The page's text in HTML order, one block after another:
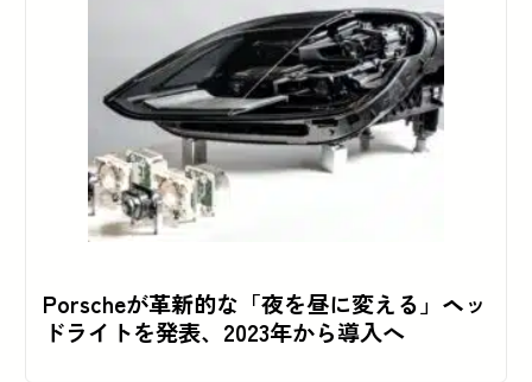
Porscheが革新的な「夜を昼に変える」ヘッ
ドライトを発表、2023年から導入へ